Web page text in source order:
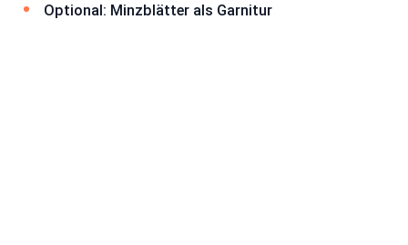
Optional: Minzblätter als Garnitur